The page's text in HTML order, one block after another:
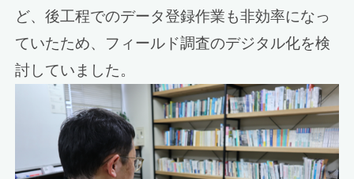
ど、後工程でのデータ登録作業も非効率になっ
ていたため、フィールド調査のデジタル化を検
討していました。